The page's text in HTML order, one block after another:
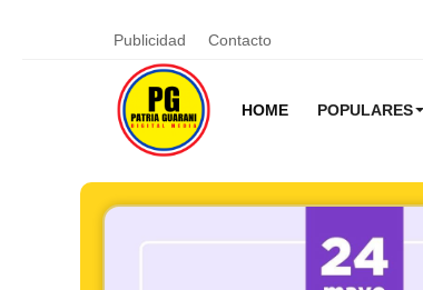
Publicidad Contacto
HOME POPULARES